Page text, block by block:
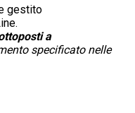
gestito
a
specificato nelle